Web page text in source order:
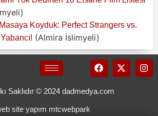
Koyduk: Perfect Strangers vs.
(Almira İslimyeli)
Saklıdır © 2024 dadmedya.com
site yapım mtcwebpark